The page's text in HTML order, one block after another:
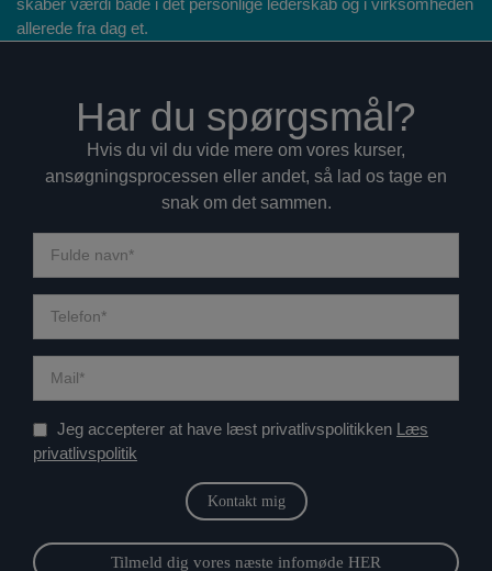
skaber værdi både i det personlige lederskab og i virksomheden
allerede fra dag et.
Har du spørgsmål?
Hvis du vil du vide mere om vores kurser,
ansøgningsprocessen eller andet, så lad os tage en
snak om det sammen.
Jeg accepterer at have læst privatlivspolitikken Læs
privatlivspolitik
Tilmeld dig vores næste infomøde HER